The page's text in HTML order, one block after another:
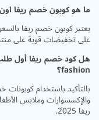
ما هو كوبون خصم ريفا
يعتبر كوبون خصم ريفا
على تخفيضات قوية على
fashion؟
بالتأكيد باستخدام
والإكسسوارات وملابس
ريفا 2025.